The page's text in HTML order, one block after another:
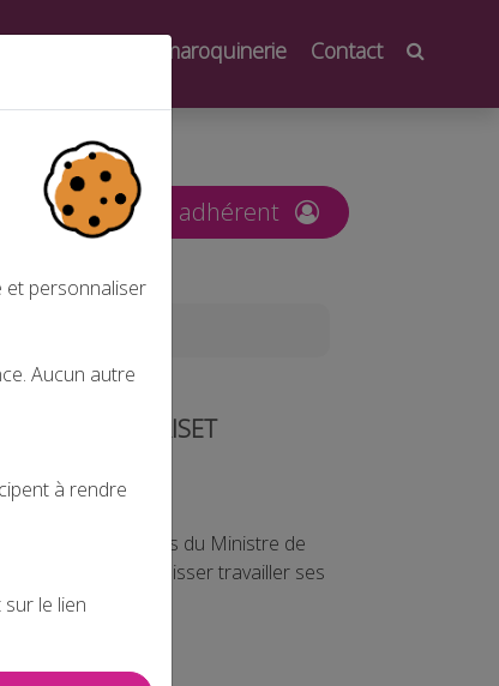
Salons de la maroquinerie Contact
Espace adhérent
ALAIN GRISET
délégué auprès du Ministre de
la nécessité de laisser travailler ses
et personnaliser
Aucun autre
à rendre
le lien